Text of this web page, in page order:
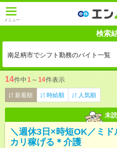
メニュー
検索
南足柄市でシフト勤務のバイト一覧
14件中1 ～ 14件表示
新着順 時給順 人気順
未読
＼週休3日×時短OK／ミド
カリ稼げる＊介護